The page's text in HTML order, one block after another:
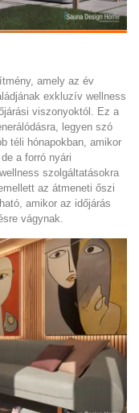
amely az év
exkluzív wellness
viszonyoktól. Ez a
legyen szó
téli hónapokban, amikor
a forró nyári
szolgáltatásokra
az átmeneti őszi
amikor az időjárás
vágynak.